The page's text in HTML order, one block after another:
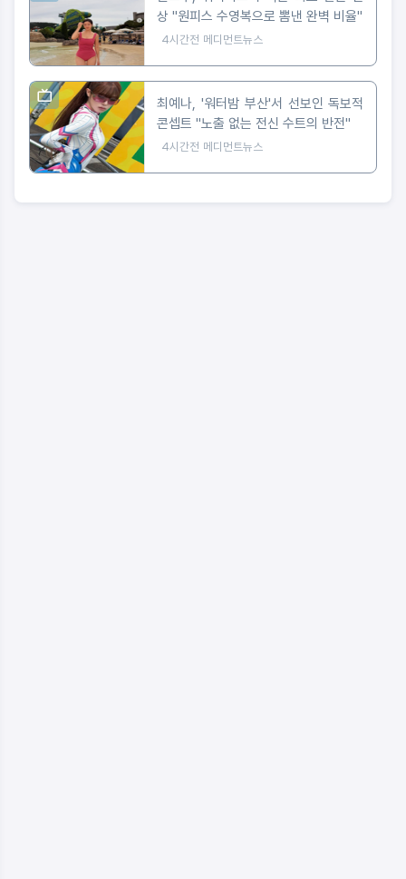
상 "원피스 수영복으로 뽐낸 완벽 비율"
4시간전 메디먼트뉴스
최예나, '워터밤 부산'서 선보인 독보적
콘셉트 "노출 없는 전신 수트의 반전"
4시간전 메디먼트뉴스